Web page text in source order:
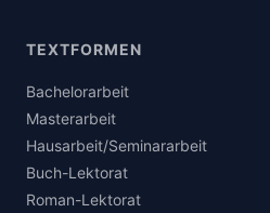
TEXTFORMEN
Bachelorarbeit
Masterarbeit
Hausarbeit/Seminararbeit
Buch-Lektorat
Roman-Lektorat